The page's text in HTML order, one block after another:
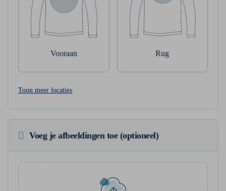
Vooraan Rug
Toon meer locaties
Voeg je afbeeldingen toe (optioneel)